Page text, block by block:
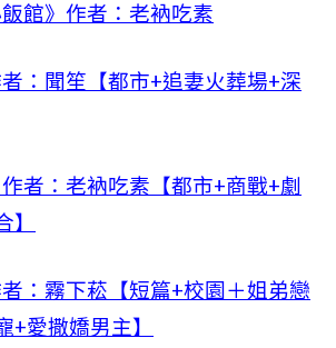
飯館》作者：老衲吃素
者：聞笙【都市+追妻火葬場+深
作者：老衲吃素【都市+商戰+劇
者：霧下菘【短篇+校園＋姐弟戀
+愛撒嬌男主】